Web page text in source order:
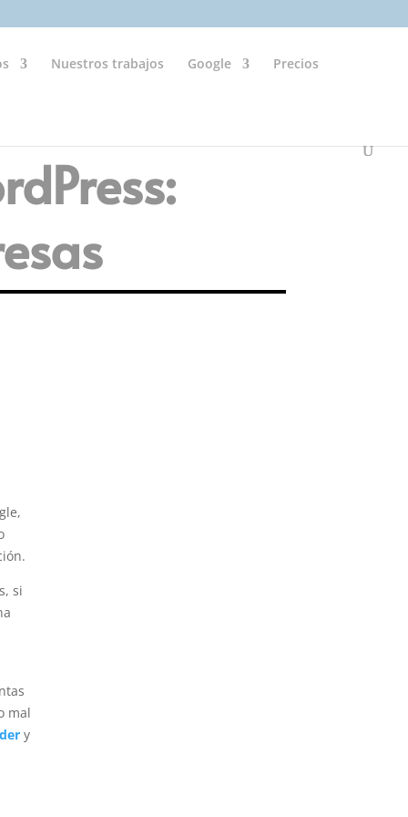
Nuestros trabajos Google Precios
si
mal
y